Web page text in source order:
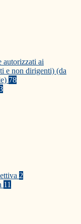
autorizzati ai
e non dirigenti) (da
78
2
11